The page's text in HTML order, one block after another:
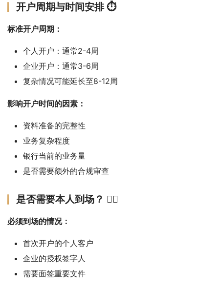
开户周期与时间安排 ⏱️
标准开户周期：
个人开户：通常2-4周
企业开户：通常3-6周
复杂情况可能延长至8-12周
影响开户时间的因素：
资料准备的完整性
业务复杂程度
银行当前的业务量
是否需要额外的合规审查
是否需要本人到场？ 🚶‍♂️
必须到场的情况：
首次开户的个人客户
企业的授权签字人
需要面签重要文件